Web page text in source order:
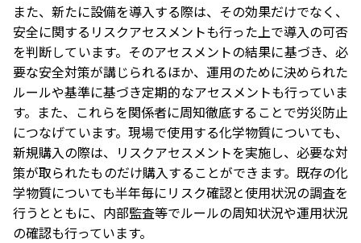
また、新たに設備を導入する際は、その効果だけでなく、
安全に関するリスクアセスメントも行った上で導入の可否
を判断しています。そのアセスメントの結果に基づき、必
要な安全対策が講じられるほか、運用のために決められた
ルールや基準に基づき定期的なアセスメントも行っていま
す。また、これらを関係者に周知徹底することで労災防止
につなげています。現場で使用する化学物質についても、
新規購入の際は、リスクアセスメントを実施し、必要な対
策が取られたものだけ購入することができます。既存の化
学物質についても半年毎にリスク確認と使用状況の調査を
行うとともに、内部監査等でルールの周知状況や運用状況
の確認も行っています。